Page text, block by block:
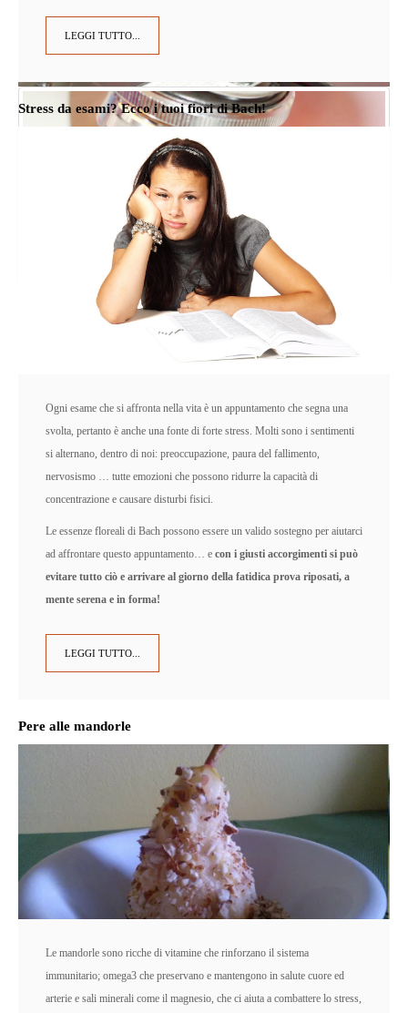
LEGGI TUTTO...
Stress da esami? Ecco i tuoi fiori di Bach!
Ogni esame che si affronta nella vita è un appuntamento che segna una
svolta, pertanto è anche una fonte di forte stress. Molti sono i sentimenti
si alternano, dentro di noi: preoccupazione, paura del fallimento,
nervosismo … tutte emozioni che possono ridurre la capacità di
concentrazione e causare disturbi fisici.
Le essenze floreali di Bach possono essere un valido sostegno per aiutarci
ad affrontare questo appuntamento… e con i giusti accorgimenti si può
evitare tutto ciò e arrivare al giorno della fatidica prova riposati, a
mente serena e in forma!
LEGGI TUTTO...
Pere alle mandorle
Le mandorle sono ricche di vitamine che rinforzano il sistema
immunitario; omega3 che preservano e mantengono in salute cuore ed
arterie e sali minerali come il magnesio, che ci aiuta a combattere lo stress,